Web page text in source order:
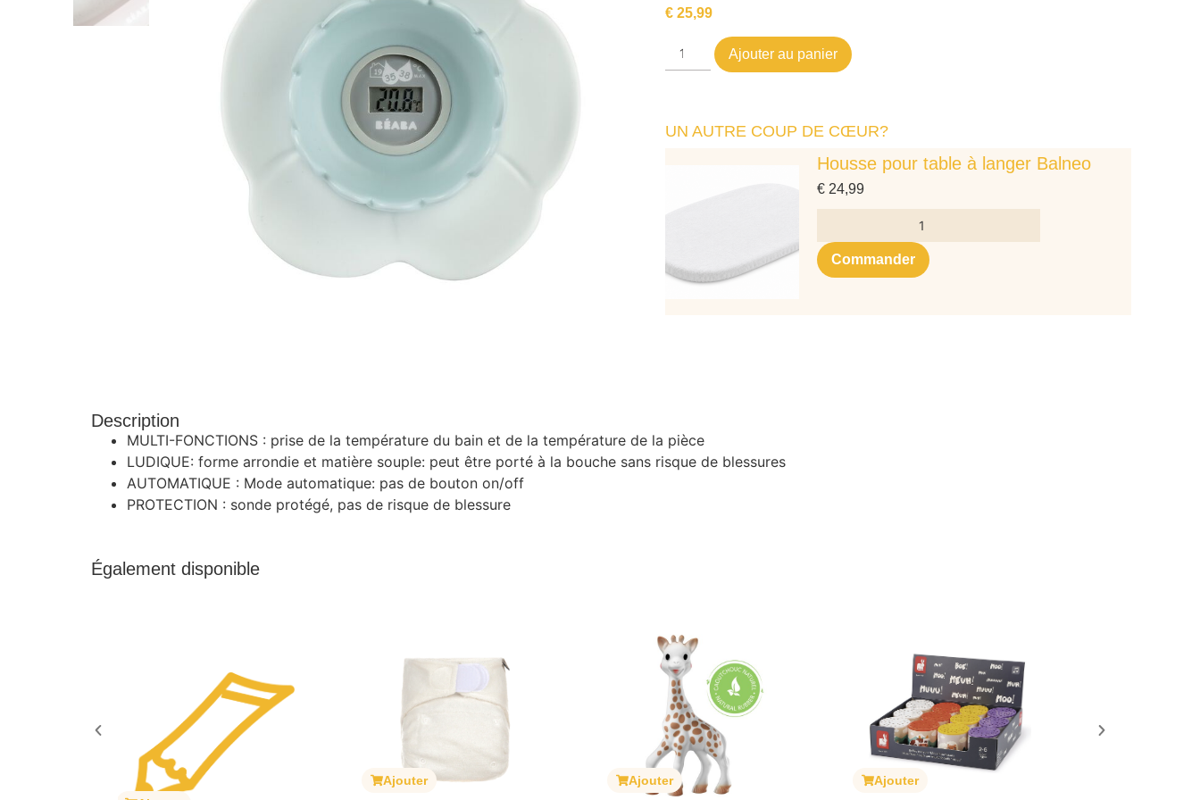
€25,99
Ajouter au panier
UN AUTRE COUP DE CŒUR?
Housse pour table à langer Balneo
€24,99
Commander
Description
MULTI-FONCTIONS : prise de la température du bain et de la température de la pièce
LUDIQUE: forme arrondie et matière souple: peut être porté à la bouche sans risque de blessures
AUTOMATIQUE : Mode automatique: pas de bouton on/off
PROTECTION : sonde protégé, pas de risque de blessure
Également disponible
Ajouter Ajouter Ajouter